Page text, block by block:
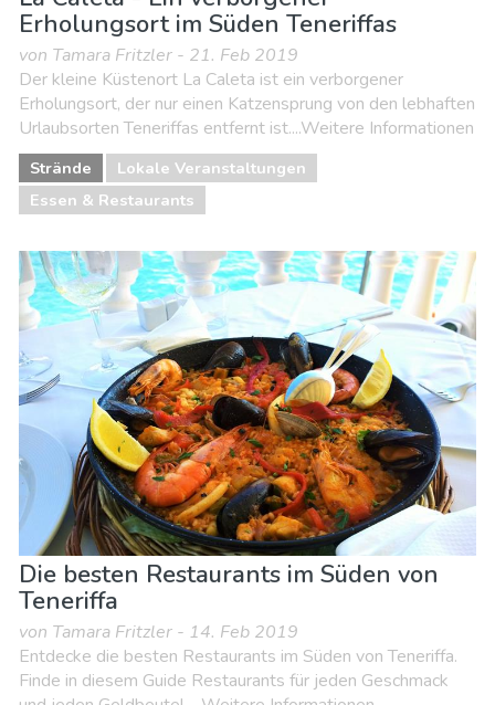
Erholungsort im Süden Teneriffas
von Tamara Fritzler - 21. Feb 2019
Der kleine Küstenort La Caleta ist ein verborgener
Erholungsort, der nur einen Katzensprung von den lebhaften
Urlaubsorten Teneriffas entfernt ist....Weitere Informationen
Strände
Lokale Veranstaltungen
Essen & Restaurants
Die besten Restaurants im Süden von
Teneriffa
von Tamara Fritzler - 14. Feb 2019
Entdecke die besten Restaurants im Süden von Teneriffa.
Finde in diesem Guide Restaurants für jeden Geschmack